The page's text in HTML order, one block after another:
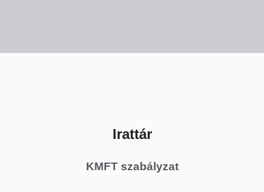
Irattár
KMFT szabályzat